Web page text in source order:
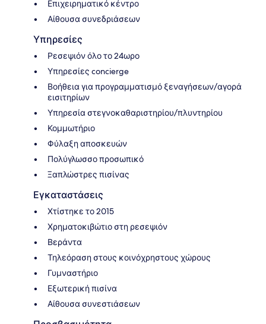
Επιχειρηματικό κέντρο
Αίθουσα συνεδριάσεων
Υπηρεσίες
Ρεσεψιόν όλο το 24ωρο
Υπηρεσίες concierge
Βοήθεια για προγραμματισμό ξεναγήσεων/αγορά
εισιτηρίων
Υπηρεσία στεγνοκαθαριστηρίου/πλυντηρίου
Κομμωτήριο
Φύλαξη αποσκευών
Πολύγλωσσο προσωπικό
Ξαπλώστρες πισίνας
Εγκαταστάσεις
Χτίστηκε το 2015
Χρηματοκιβώτιο στη ρεσεψιόν
Βεράντα
Τηλεόραση στους κοινόχρηστους χώρους
Γυμναστήριο
Εξωτερική πισίνα
Αίθουσα συνεστιάσεων